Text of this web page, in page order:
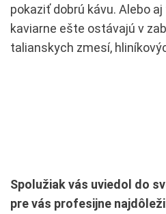
pokaziť dobrú kávu. Alebo
kaviarne ešte ostávajú v
talianskych zmesí,
Spolužiak vás uviedol do
pre vás profesijne